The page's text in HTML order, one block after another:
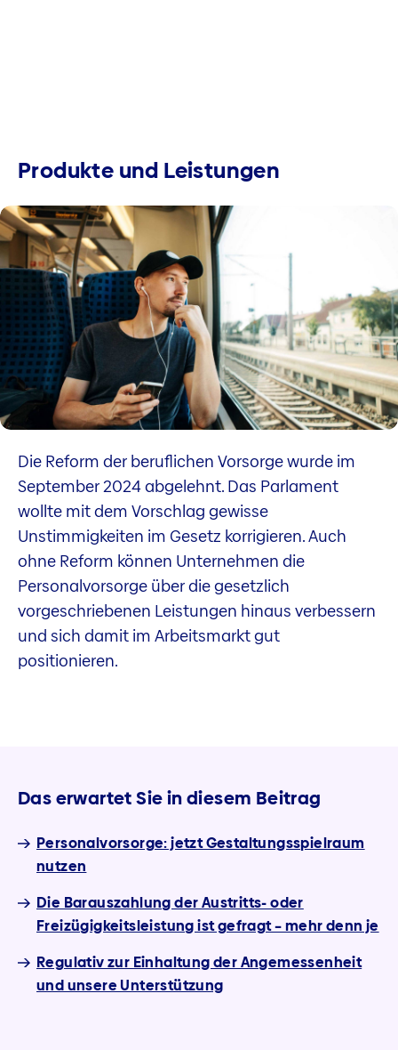
Produkte und Leistungen
Die Reform der beruflichen Vorsorge wurde im
September 2024 abgelehnt. Das Parlament
wollte mit dem Vorschlag gewisse
Unstimmigkeiten im Gesetz korrigieren. Auch
ohne Reform können Unternehmen die
Personalvorsorge über die gesetzlich
vorgeschriebenen Leistungen hinaus verbessern
und sich damit im Arbeitsmarkt gut
positionieren.
Das erwartet Sie in diesem Beitrag
Personalvorsorge: jetzt Gestaltungsspielraum
nutzen
Die Barauszahlung der Austritts- oder
Freizügigkeitsleistung ist gefragt – mehr denn je
Regulativ zur Einhaltung der Angemessenheit
und unsere Unterstützung